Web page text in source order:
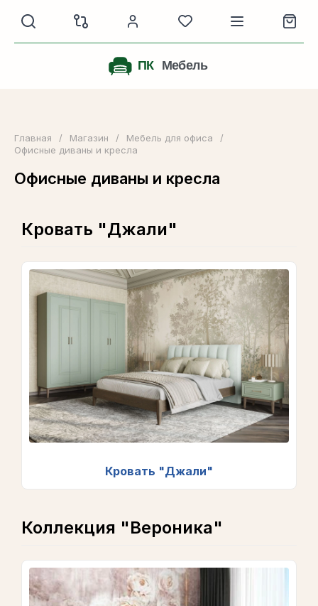
Главная / Магазин / Мебель для офиса
/
Офисные диваны и кресла
Офисные диваны и кресла
Кровать "Джали"
Кровать "Джали"
Коллекция "Вероника"